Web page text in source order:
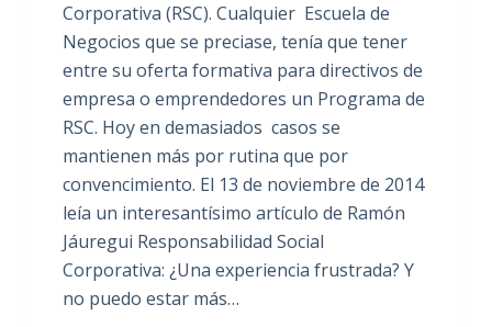
Corporativa (RSC). Cualquier Escuela de
Negocios que se preciase, tenía que tener
entre su oferta formativa para directivos de
empresa o emprendedores un Programa de
RSC. Hoy en demasiados casos se
mantienen más por rutina que por
convencimiento. El 13 de noviembre de 2014
leía un interesantísimo artículo de Ramón
Jáuregui Responsabilidad Social
Corporativa: ¿Una experiencia frustrada? Y
no puedo estar más…